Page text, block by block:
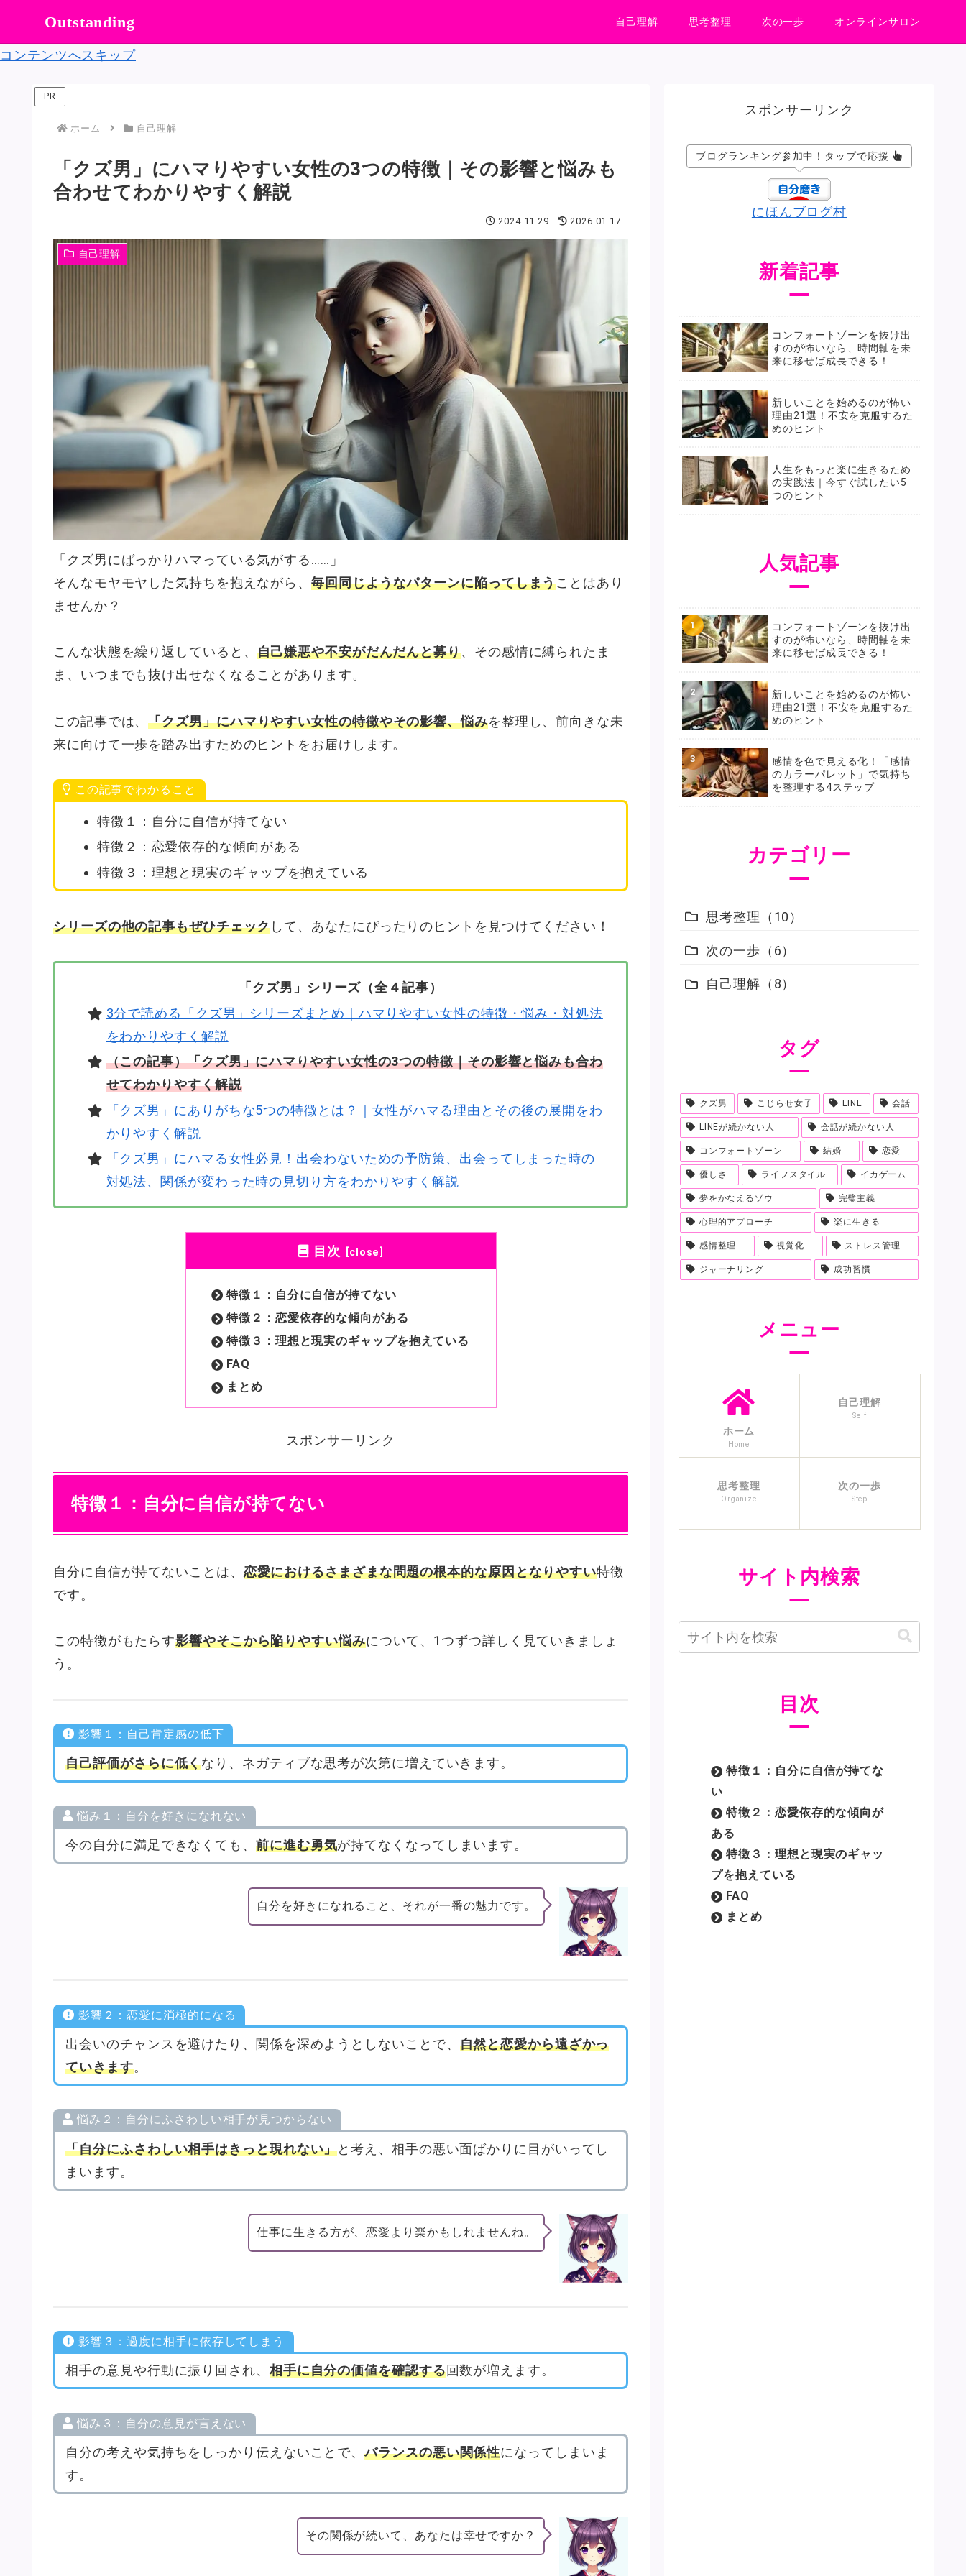
コンテンツへスキップ
Outstanding 自己理解 思考整理 次の一歩 オンラインサロン
PR
ホーム 自己理解
「クズ男」にハマりやすい女性の3つの特徴｜その影響と悩みも
合わせてわかりやすく解説
自己理解
2024.11.29 2026.01.17
「クズ男にばっかりハマっている気がする……」
そんなモヤモヤした気持ちを抱えながら、毎回同じようなパターンに陥ってしまうことはあり
ませんか？
こんな状態を繰り返していると、 自己嫌悪や不安がだんだんと募り、その感情に縛られたま
ま、いつまでも抜け出せなくなることがあります。
この記事では、「クズ男」にハマりやすい女性の特徴やその影響、悩みを整理し、前向きな未
来に向けて一歩を踏み出すためのヒントをお届けします。
この記事でわかること
特徴１：自分に自信が持てない
特徴２：恋愛依存的な傾向がある
特徴３：理想と現実のギャップを抱えている
シリーズの他の記事もぜひチェックして、あなたにぴったりのヒントを見つけてください！
「クズ男」シリーズ（全４記事）
3分で読める「クズ男」シリーズまとめ｜ハマりやすい女性の特徴・悩み・対処法
をわかりやすく解説
（この記事）「クズ男」にハマりやすい女性の3つの特徴｜その影響と悩みも合わ
せてわかりやすく解説
「クズ男」にありがちな5つの特徴とは？｜女性がハマる理由とその後の展開をわ
かりやすく解説
「クズ男」にハマる女性必見！出会わないための予防策、出会ってしまった時の
対処法、関係が変わった時の見切り方をわかりやすく解説
目次
特徴１：自分に自信が持てない
特徴２：恋愛依存的な傾向がある
特徴３：理想と現実のギャップを抱えている
FAQ
まとめ
スポンサーリンク
特徴１：自分に自信が持てない
自分に自信が持てないことは、 恋愛におけるさまざまな問題の根本的な原因となりやすい特徴
です。
この特徴がもたらす影響やそこから陥りやすい悩みについて、1つずつ詳しく見ていきましょ
う。
影響１：自己肯定感の低下
自己評価がさらに低くなり、ネガティブな思考が次第に増えていきます。
悩み１：自分を好きになれない
今の自分に満足できなくても、 前に進む勇気が持てなくなってしまいます。
自分を好きになれること、それが一番の魅力です。
影響２：恋愛に消極的になる
出会いのチャンスを避けたり、関係を深めようとしないことで、 自然と恋愛から遠ざかっ
ていきます。
悩み２：自分にふさわしい相手が見つからない
「自分にふさわしい相手はきっと現れない」と考え、相手の悪い面ばかりに目がいってし
まいます。
仕事に生きる方が、恋愛より楽かもしれませんね。
影響３：過度に相手に依存してしまう
相手の意見や行動に振り回され、 相手に自分の価値を確認する回数が増えます。
悩み３：自分の意見が言えない
自分の考えや気持ちをしっかり伝えないことで、バランスの悪い関係性になってしまいま
す。
その関係が続いて、あなたは幸せですか？
スポンサーリンク
ブログランキング参加中！タップで応援
にほんブログ村
新着記事
コンフォートゾーンを抜け出
すのが怖いなら、時間軸を未
来に移せば成長できる！
新しいことを始めるのが怖い
理由21選！不安を克服するた
めのヒント
人生をもっと楽に生きるため
の実践法｜今すぐ試したい5
つのヒント
人気記事
コンフォートゾーンを抜け出
すのが怖いなら、時間軸を未
来に移せば成長できる！
新しいことを始めるのが怖い
理由21選！不安を克服するた
めのヒント
感情を色で見える化！「感情
のカラーパレット」で気持ち
を整理する4ステップ
カテゴリー
思考整理 10
次の一歩 6
自己理解 8
タグ
クズ男 こじらせ女子 LINE 会話
LINEが続かない人 会話が続かない人
コンフォートゾーン 結婚 恋愛
優しさ ライフスタイル イカゲーム
夢をかなえるゾウ 完璧主義
心理的アプローチ 楽に生きる
感情整理 視覚化 ストレス管理
ジャーナリング 成功習慣
メニュー
ホーム
Home
自己理解
Self
思考整理
Organize
次の一歩
Step
サイト内検索
目次
特徴１：自分に自信が持てな
い
特徴２：恋愛依存的な傾向が
ある
特徴３：理想と現実のギャッ
プを抱えている
FAQ
まとめ